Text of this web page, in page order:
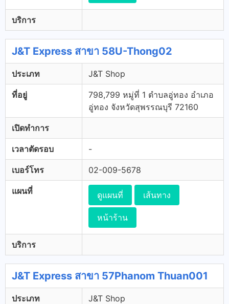
บริการ
J&T Express สาขา 58U-Thong02
ประเภท J&T Shop
ที่อยู่
798,799 หมู่ที่ 1 ตำบลอู่ทอง อำเภอ
อู่ทอง จังหวัดสุพรรณบุรี 72160
เปิดทำการ
เวลาตัดรอบ -
เบอร์โทร 02-009-5678
แผนที่ ดูแผนที่ เส้นทาง
หน้าร้าน
บริการ
J&T Express สาขา 57Phanom Thuan001
ประเภท J&T Shop